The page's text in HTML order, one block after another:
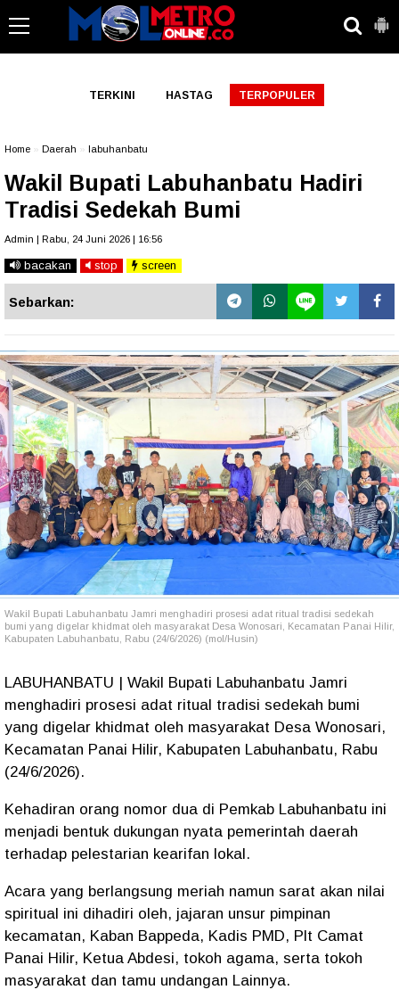
TERKINI HASTAG TERPOPULER
Home Daerah labuhanbatu
Wakil Bupati Labuhanbatu Hadiri
Tradisi Sedekah Bumi
Admin | Rabu, 24 Juni 2026 | 16:56
bacakan stop screen
Sebarkan:
Wakil Bupati Labuhanbatu Jamri menghadiri prosesi adat ritual tradisi sedekah
bumi yang digelar khidmat oleh masyarakat Desa Wonosari, Kecamatan Panai Hilir,
Kabupaten Labuhanbatu, Rabu (24/6/2026) (mol/Husin)
LABUHANBATU | Wakil Bupati Labuhanbatu Jamri
menghadiri prosesi adat ritual tradisi sedekah bumi
yang digelar khidmat oleh masyarakat Desa Wonosari,
Kecamatan Panai Hilir, Kabupaten Labuhanbatu, Rabu
(24/6/2026).
Kehadiran orang nomor dua di Pemkab Labuhanbatu ini
menjadi bentuk dukungan nyata pemerintah daerah
terhadap pelestarian kearifan lokal.
Acara yang berlangsung meriah namun sarat akan nilai
spiritual ini dihadiri oleh, jajaran unsur pimpinan
kecamatan, Kaban Bappeda, Kadis PMD, Plt Camat
Panai Hilir, Ketua Abdesi, tokoh agama, serta tokoh
masyarakat dan tamu undangan Lainnya.